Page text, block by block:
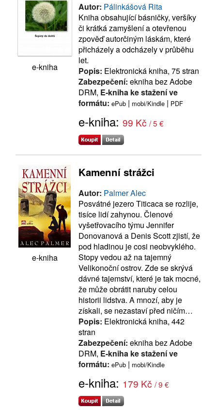
e-kniha
Autor: Pálinkášová Rita
Kniha obsahující básničky, veršíky
či krátká zamyšlení a otevřenou
zpověď autorčiným láskám, které
přicházely a odcházely v průběhu
let.
Popis: Elektronická kniha, 75 stran
Zabezpečení: ekniha bez Adobe
DRM, E-kniha ke stažení ve
formátu: ePub | mobi/Kindle | PDF
e-kniha: 99 Kč / 5 €
e-kniha
Kamenní strážci
Autor: Palmer Alec
Posvátné jezero Titicaca se rozlije,
tisíce lidí zahynou. Členové
vyšetřovacího týmu Jennifer
Donovanová a Denis Scott zjistí, že
pod hladinou je cosi neobvyklého.
Stopy vedou až na tajemný
Velikonoční ostrov. Zde se skrývá
dávné tajemství, které je tak mocné,
že může obrátit naruby celou
historii lidstva. A mnozí, aby je
získali, se nezastaví před ničím…
Popis: Elektronická kniha, 442
stran
Zabezpečení: ekniha bez Adobe
DRM, E-kniha ke stažení ve
formátu: ePub | mobi/Kindle
e-kniha: 179 Kč / 9 €